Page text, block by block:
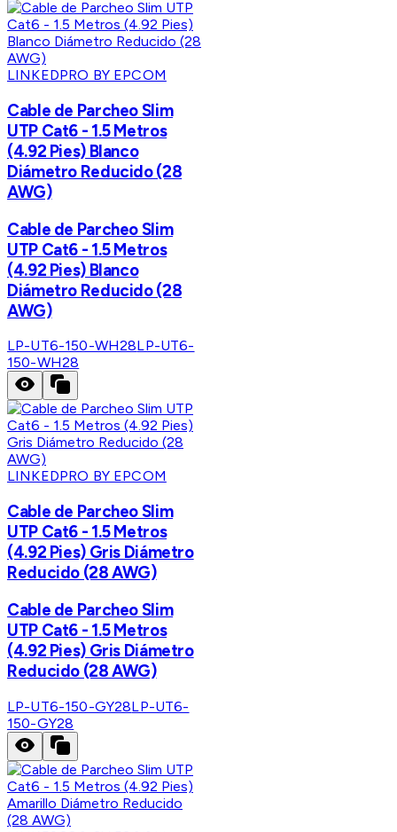
LINKEDPRO BY EPCOM
Cable de Parcheo Slim
UTP Cat6 - 1.5 Metros
(4.92 Pies) Blanco
Diámetro Reducido (28
AWG)
Cable de Parcheo Slim
UTP Cat6 - 1.5 Metros
(4.92 Pies) Blanco
Diámetro Reducido (28
AWG)
LP-UT6-150-WH28LP-UT6-
150-WH28
LINKEDPRO BY EPCOM
Cable de Parcheo Slim
UTP Cat6 - 1.5 Metros
(4.92 Pies) Gris Diámetro
Reducido (28 AWG)
Cable de Parcheo Slim
UTP Cat6 - 1.5 Metros
(4.92 Pies) Gris Diámetro
Reducido (28 AWG)
LP-UT6-150-GY28LP-UT6-
150-GY28